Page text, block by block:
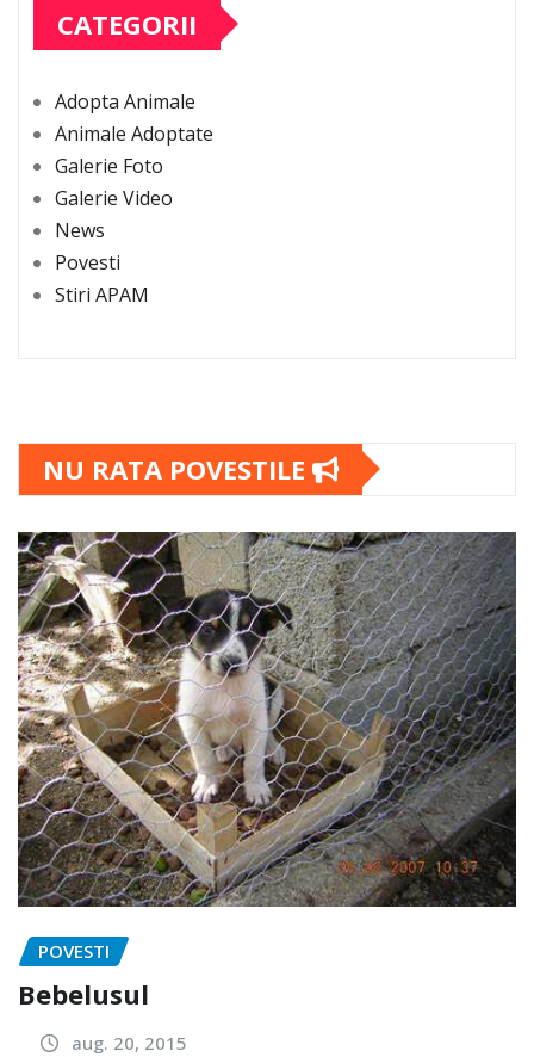
CATEGORII
Adopta Animale
Animale Adoptate
Galerie Foto
Galerie Video
News
Povesti
Stiri APAM
NU RATA POVESTILE
POVESTI
Bebelusul
aug. 20, 2015